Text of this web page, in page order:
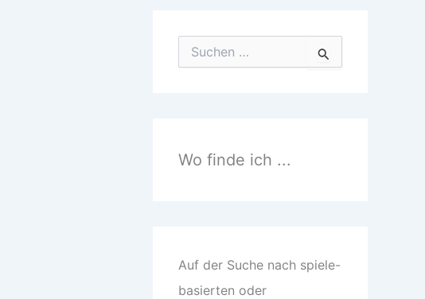
a
c
Wo finde ich ...
Auf der Suche nach spiele-
basierten oder